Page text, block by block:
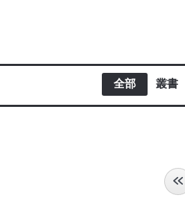
全部 叢書